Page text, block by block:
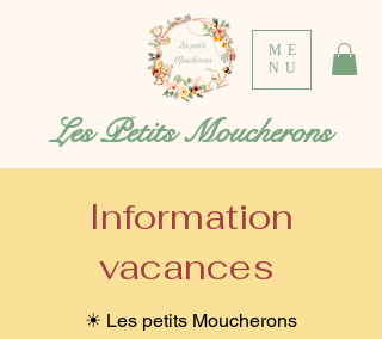
ME
NU
Les Petits Moucherons
Information
vacances
☀ Les petits Moucherons